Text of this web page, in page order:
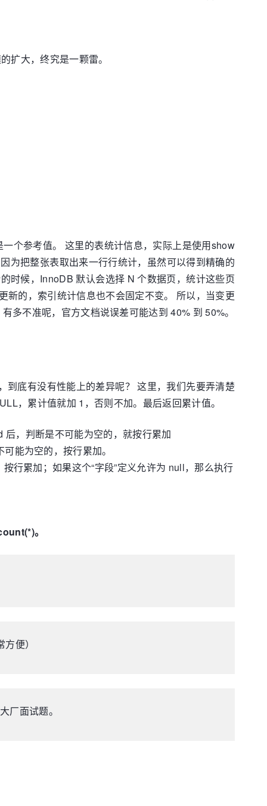
扩大，终究是一颗雷。
个参考值。 这里的表统计信息，实际上是使用show
为把整张表取出来一行行统计，虽然可以得到精确的
时候，InnoDB 默认会选择 N 个数据页，统计这些页
新的，索引统计信息也不会固定不变。 所以，当变更
多不准呢，官方文档说误差可能达到 40% 到 50%。
底有没有性能上的差异呢？ 这里，我们先要弄清楚
，累计值就加 1，否则不加。最后返回累计值。
，判断是不可能为空的，就按行累加
能为空的，按行累加。
行累加；如果这个“字段”定义允许为 null，那么执行
。
便）
厂面试题。